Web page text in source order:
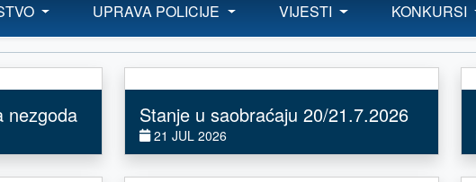
UPRAVA POLICIJE VIJESTI KONKURSI
nezgoda Stanje u saobraćaju 20/21.7.2026
21 JUL 2026